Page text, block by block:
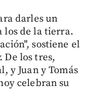
darles un
los de la tierra.
sostiene el
De los tres,
y Juan y Tomás
celebran su